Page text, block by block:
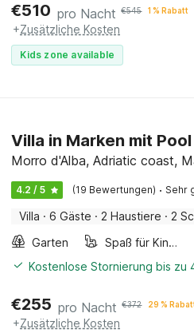
€510 pro Nacht €545 1 % Rabatt
+Zusätzliche Kosten
Kids zone available
Villa in Marken mit
Morro d'Alba, Adriatic coast,
4.2 / 5 (19 Bewertungen) · Sehr
Villa · 6 Gäste · 2 Haustiere · 2
Garten
Spaß für Kinder
Kostenlose Stornierung bis zu
€255 pro Nacht €372 29 %
+Zusätzliche Kosten